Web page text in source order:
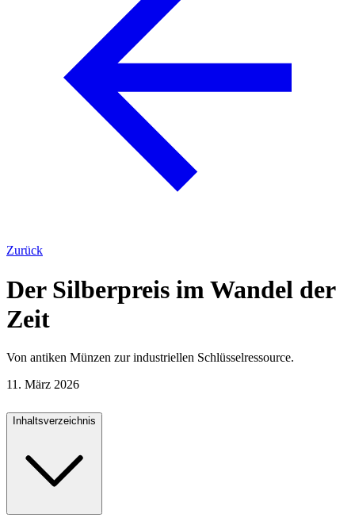
Zurück
Der Silberpreis im Wandel der
Zeit
Von antiken Münzen zur industriellen Schlüsselressource.
11. März 2026
Inhaltsverzeichnis